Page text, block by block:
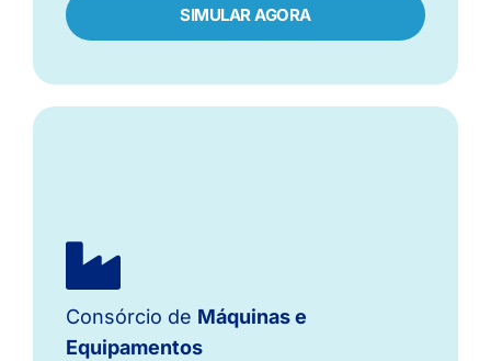
SIMULAR AGORA
Consórcio de Máquinas e
Equipamentos